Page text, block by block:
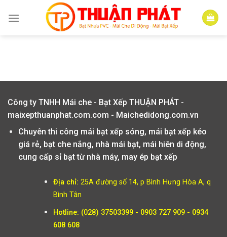
Công ty TNHH Mái che - Bạt Xếp THUẬN PHÁT -
maixepthuanphat.com.com - Maichedidong.com.vn
Chuyên thi công mái bạt xếp sóng, mái bạt xếp kéo
giá rẻ, bạt che nắng, nhà mái bạt, mái hiên di động,
cung cấp sỉ bạt từ nhà máy, may ép bạt xếp
Địa chỉ: 25A đường số 14, p Bình Hưng Hòa A, q
Bình Tân
Hotline: (028) 37503399 - 0903 727 909 - 0934
608 608